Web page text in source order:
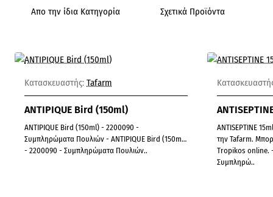
Απο την ίδια Κατηγορία Σχετικά Προϊόντα
Κατασκευαστής: Tafarm
ANTIPIQUE Bird (150ml)
ANTIPIQUE Bird (150ml) - 2200090 -
Συμπληρώματα Πουλιών - ANTIPIQUE Bird (150ml)
- 2200090 - Συμπληρώματα Πουλιών..
ANTISEPTINE
την Tafarm.
Tropikos online. - ANTISEPTINE 15ml - 3028 -
Συμπληρώ..